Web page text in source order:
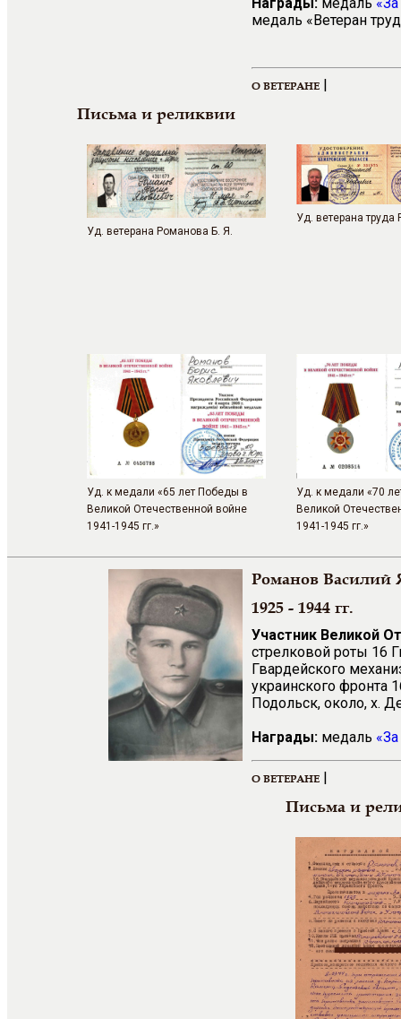
медаль «Ветеран
О ВЕТЕРАНЕ |
Письма и реликвии
Уд. ветерана Романова Б. Я.
Уд. ветерана
Уд. к медали «65 лет Победы в
Великой Отечественной войне
1941-1945 гг.»
Уд. к медали «70
Великой
1941-1945 гг.»
Романов Василий
1925 - 1944 гг.
Участник Великой
стрелковой роты 16
Гвардейского
украинского фронта
Подольск, около, х.
Награды: медаль
О ВЕТЕРАНЕ |
Письма и